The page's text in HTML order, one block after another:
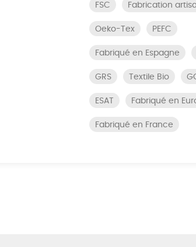
FSC Fabrication
Oeko-Tex PEFC
Fabriqué en Espagne
GRS Textile Bio
ESAT Fabriqué en
Fabriqué en France